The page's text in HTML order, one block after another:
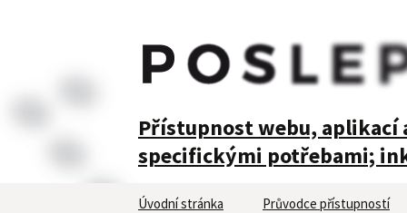
POSLEPU
Přístupnost webu,
specifickými potřebami;
Přejít
Úvodní stránka Průvodce přístupností